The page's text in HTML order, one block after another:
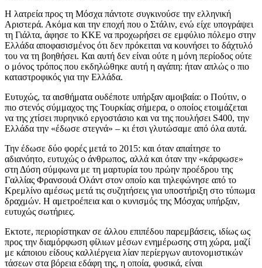
Η λατρεία προς τη Μόσχα πάντοτε συγκινούσε την ελληνική
Αριστερά. Ακόμα και την εποχή που ο Στάλιν, ενώ είχε υπογράψει
τη Γιάλτα, άφησε το ΚΚΕ να προχωρήσει σε εμφύλιο πόλεμο στην
Ελλάδα αποφασισμένος ότι δεν πρόκειται να κουνήσει το δάχτυλό
του να τη βοηθήσει. Και αυτή δεν είναι ούτε η μόνη περίοδος ούτε
ο μόνος τρόπος που εκδηλώθηκε αυτή η αγάπη: ήταν απλώς ο πιο
καταστροφικός για την Ελλάδα.
Ευτυχώς, τα αισθήματα ουδέποτε υπήρξαν αμοιβαία: ο Πούτιν, ο
πιο στενός σύμμαχος της Τουρκίας σήμερα, ο οποίος ετοιμάζεται
να της χτίσει πυρηνικό εργοστάσιο και να της πουλήσει S400, την
Ελλάδα την «έδωσε στεγνά» – κι έτσι γλυτώσαμε από όλα αυτά.
Την έδωσε δύο φορές μετά το 2015: και όταν απαίτησε το
αδιανόητο, ευτυχώς ο άνθρωπος, αλλά και όταν την «κάρφωσε»
στη Δύση σύμφωνα με τη μαρτυρία του πρώην προέδρου της
Γαλλίας Φρανσουά Ολάντ στον οποίο και τηλεφώνησε από το
Κρεμλίνο αμέσως μετά τις συζητήσεις για υποστήριξη στο τύπωμα
δραχμών. Η αμετροέπεια και ο κυνισμός της Μόσχας υπήρξαν,
ευτυχώς σωτήριες.
Εκτοτε, περιορίστηκαν σε άλλου επιπέδου παρεμβάσεις, ιδίως ως
προς την διαμόρφωση φίλιων μέσων ενημέρωσης στη χώρα, μαζί
με κάποιου είδους καλλιέργεια λίαν περίεργων αυτονομιστικών
τάσεων στα βόρεια εδάφη της, η οποία, φυσικά, είναι